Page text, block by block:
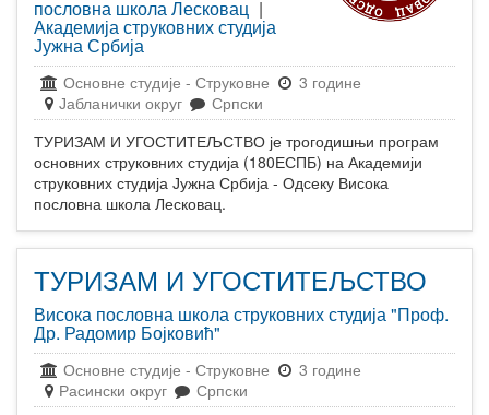
пословна школа Лесковац |
Академија струковних студија
Јужна Србија
Основне студије - Струковне
3 године
Јабланички округ
Српски
ТУРИЗАМ И УГОСТИТЕЉСТВО је трогодишњи програм
основних струковних студија (180ЕСПБ) на Академији
струковних студија Јужна Србија - Одсеку Висока
пословна школа Лесковац.
ТУРИЗАМ И УГОСТИТЕЉСТВО
Висока пословна школа струковних студија "Проф.
Др. Радомир Бојковић"
Основне студије - Струковне
3 године
Расински округ
Српски